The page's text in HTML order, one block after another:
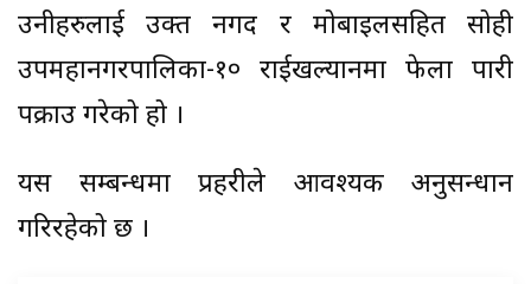
उनीहरुलाई उक्त नगद र मोबाइलसहित सोही
उपमहानगरपालिका-१० राईखल्यानमा फेला पारी
पक्राउ गरेको हो ।
यस सम्बन्धमा प्रहरीले आवश्यक अनुसन्धान
गरिरहेको छ ।